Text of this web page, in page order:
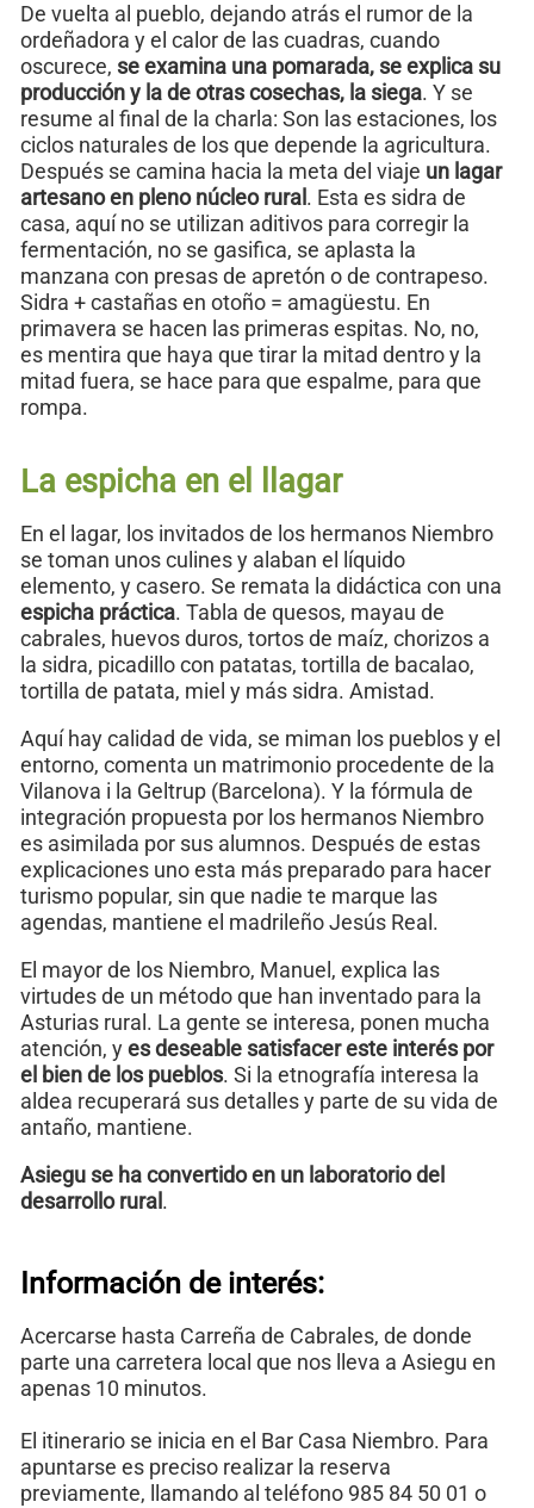
De vuelta al pueblo, dejando atrás el rumor de la
ordeñadora y el calor de las cuadras, cuando
oscurece, se examina una pomarada, se explica su
producción y la de otras cosechas, la siega. Y se
resume al final de la charla: Son las estaciones, los
ciclos naturales de los que depende la agricultura.
Después se camina hacia la meta del viaje un lagar
artesano en pleno núcleo rural . Esta es sidra de
casa, aquí no se utilizan aditivos para corregir la
fermentación, no se gasifica, se aplasta la
manzana con presas de apretón o de contrapeso.
Sidra + castañas en otoño = amagüestu. En
primavera se hacen las primeras espitas. No, no,
es mentira que haya que tirar la mitad dentro y la
mitad fuera, se hace para que espalme, para que
rompa.
La espicha en el llagar
En el lagar, los invitados de los hermanos Niembro
se toman unos culines y alaban el líquido
elemento, y casero. Se remata la didáctica con una
espicha práctica. Tabla de quesos, mayau de
cabrales, huevos duros, tortos de maíz, chorizos a
la sidra, picadillo con patatas, tortilla de bacalao,
tortilla de patata, miel y más sidra. Amistad.
Aquí hay calidad de vida, se miman los pueblos y el
entorno, comenta un matrimonio procedente de la
Vilanova i la Geltrup (Barcelona). Y la fórmula de
integración propuesta por los hermanos Niembro
es asimilada por sus alumnos. Después de estas
explicaciones uno esta más preparado para hacer
turismo popular, sin que nadie te marque las
agendas, mantiene el madrileño Jesús Real.
El mayor de los Niembro, Manuel, explica las
virtudes de un método que han inventado para la
Asturias rural. La gente se interesa, ponen mucha
atención, yes deseable satisfacer este interés por
el bien de los pueblos. Si la etnografía interesa la
aldea recuperará sus detalles y parte de su vida de
antaño, mantiene.
Asiegu se ha convertido en un laboratorio del
desarrollo rural .
Información de interés:
Acercarse hasta Carreña de Cabrales, de donde
parte una carretera local que nos lleva a Asiegu en
apenas 10 minutos.
El itinerario se inicia en el Bar Casa Niembro. Para
apuntarse es preciso realizar la reserva
previamente, llamando al teléfono 985 84 50 01 o